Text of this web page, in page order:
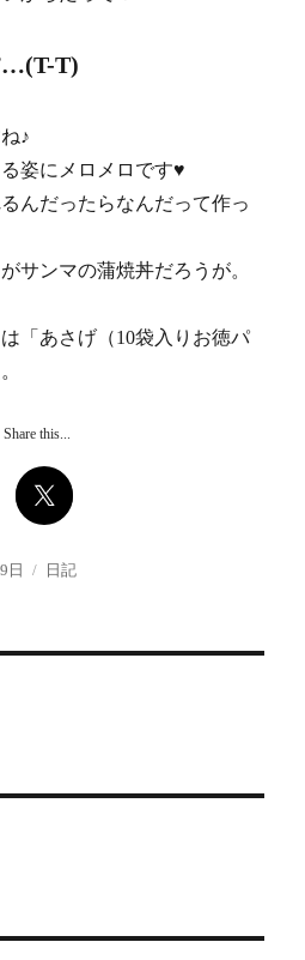
…(T-T)
♪
姿にメロメロです♥
んだったらなんだって作っ
サンマの蒲焼丼だろうが。
「あさげ（10袋入りお徳パ
Share this...
日
カ
日記